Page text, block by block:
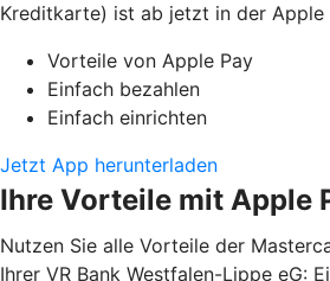
Kreditkarte) ist ab jetzt in der Apple
Vorteile von Apple Pay
Einfach bezahlen
Einfach einrichten
Jetzt App herunterladen
Ihre Vorteile mit Apple
Nutzen Sie alle Vorteile der
Ihrer VR Bank Westfalen-Lippe eG: